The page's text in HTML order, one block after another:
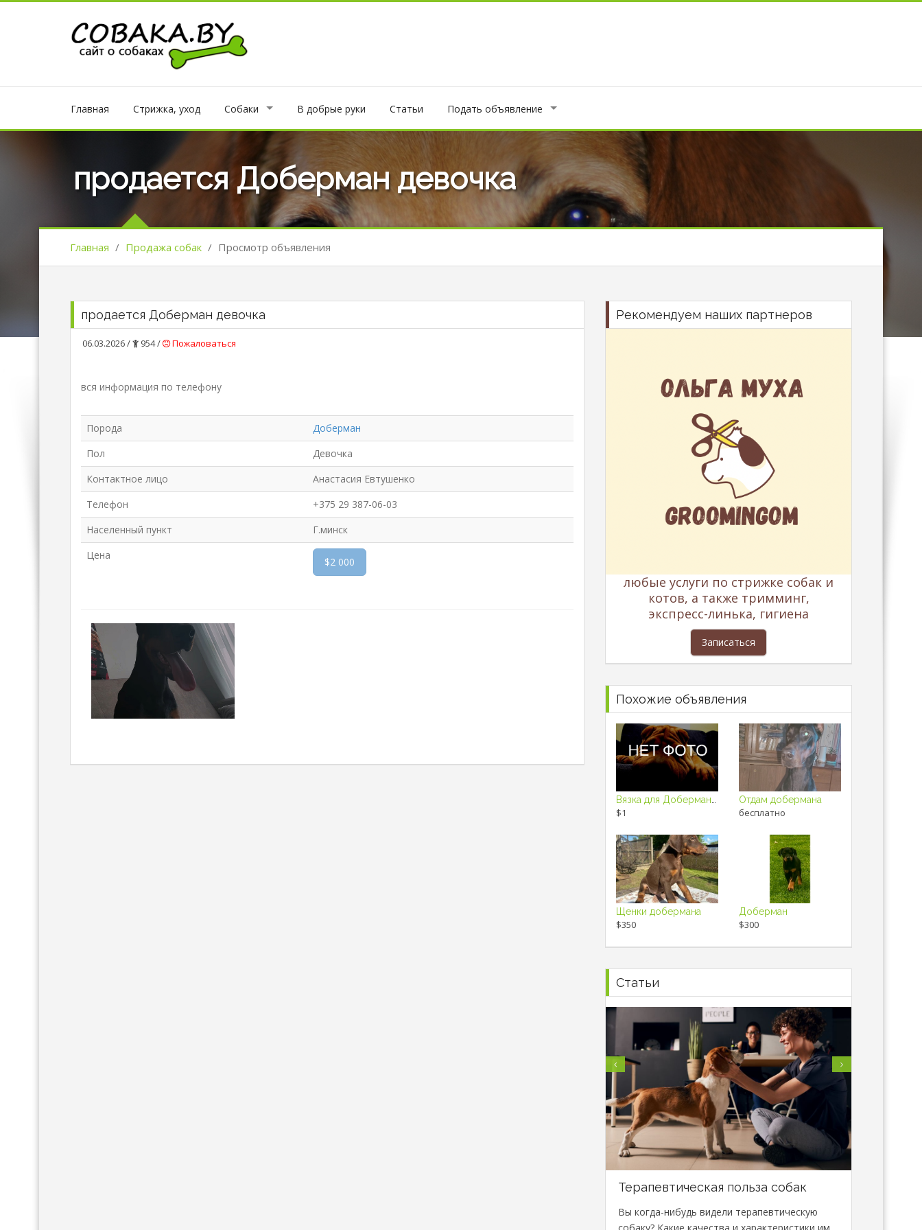
Главная Стрижка, уход Собаки В добрые руки Статьи Подать объявление
продается Доберман девочка
Главная / Продажа собак / Просмотр объявления
продается Доберман девочка
06.03.2026 / 954 / Пожаловаться
вся информация по телефону
Порода
Доберман
Пол
Девочка
Контактное лицо
Анастасия Евтушенко
Телефон
+375 29 387-06-03
Населенный пункт
Г.минск
Цена
$2 000
Рекомендуем наших партнеров
любые услуги по стрижке собак и
котов, а также тримминг,
экспресс-линька, гигиена
Записаться
Похожие объявления
$1
Отдам добермана
бесплатно
Щенки добермана
$350
Доберман
$300
Статьи
Терапевтическая польза собак
Вы когда-нибудь видели терапевтическую